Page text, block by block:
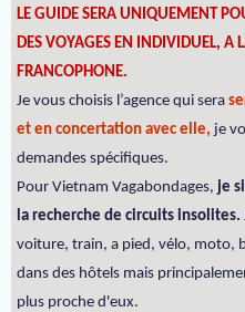
LE GUIDE SERA UNIQUEMENT
DES VOYAGES EN INDIVIDUEL, A
FRANCOPHONE.
Je vous choisis l’agence qui sera
et en concertation avec elle, je
demandes spécifiques.
Pour Vietnam Vagabondages, je
la recherche de circuits insolites.
voiture, train, a pied, vélo, moto,
dans des hôtels mais
plus proche d'eux.